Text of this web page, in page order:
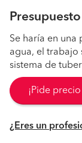
Se haría en una
agua, el trabajo
sistema de
¡Pide
¿Eres un